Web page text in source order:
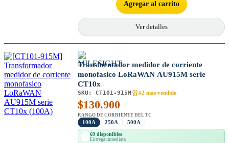
Agregar al carrito
Ver detalles
Transformador medidor de corriente
monofasico LoRaWAN AU915M serie
CT10x
SKU: CT101-915M #2 mas vendido
$130.900
RANGO DE CORRIENTE DEL TC
100A 250A 500A
69 disponibles
Entrega inmediata